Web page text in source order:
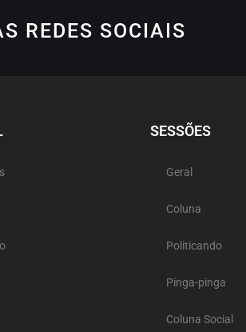
REDES SOCIAIS
SESSÕES
Geral
Coluna
Politicando
Pinga-pinga
Coluna Social